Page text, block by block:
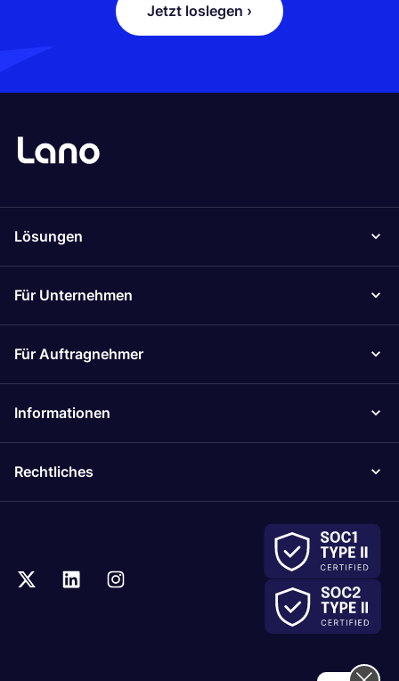
Jetzt loslegen ›
Lösungen
Für Unternehmen
Für Auftragnehmer
Informationen
Rechtliches